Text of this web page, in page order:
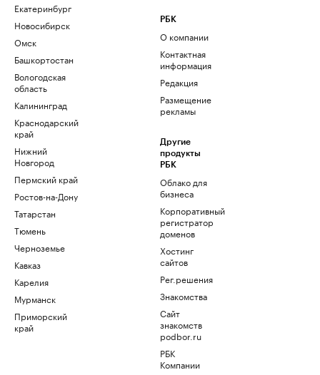
Екатеринбург
Новосибирск
Омск
Башкортостан
Вологодская
область
Калининград
Краснодарский
край
Нижний
Новгород
Пермский край
Ростов-на-Дону
Татарстан
Тюмень
Черноземье
Кавказ
Карелия
Мурманск
Приморский
край
РБК
О компании
Контактная
информация
Редакция
Размещение
рекламы
Другие
продукты
РБК
Облако для
бизнеса
Корпоративный
регистратор
доменов
Хостинг
сайтов
Рег.решения
Знакомства
Сайт
знакомств
podbor.ru
РБК
Компании